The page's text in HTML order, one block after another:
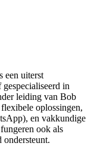
een uiterst
in
leiding van Bob
oplossingen,
en vakkundige
ook als